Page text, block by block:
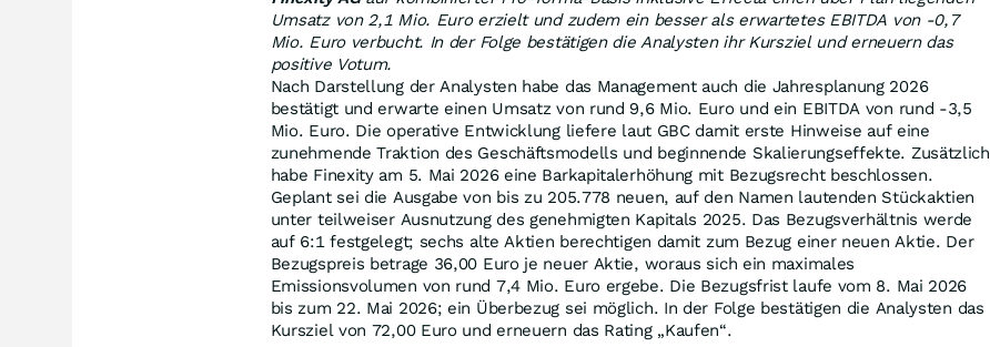
Umsatz von 2,1 Mio. Euro erzielt und zudem ein besser als erwartetes EBITDA von -0,7
Mio. Euro verbucht. In der Folge bestätigen die Analysten ihr Kursziel und erneuern das
positive Votum.
Nach Darstellung der Analysten habe das Management auch die Jahresplanung 2026
bestätigt und erwarte einen Umsatz von rund 9,6 Mio. Euro und ein EBITDA von rund -3,5
Mio. Euro. Die operative Entwicklung liefere laut GBC damit erste Hinweise auf eine
zunehmende Traktion des Geschäftsmodells und beginnende Skalierungseffekte. Zusätzlich
habe Finexity am 5. Mai 2026 eine Barkapitalerhöhung mit Bezugsrecht beschlossen.
Geplant sei die Ausgabe von bis zu 205.778 neuen, auf den Namen lautenden Stückaktien
unter teilweiser Ausnutzung des genehmigten Kapitals 2025. Das Bezugsverhältnis werde
auf 6:1 festgelegt; sechs alte Aktien berechtigen damit zum Bezug einer neuen Aktie. Der
Bezugspreis betrage 36,00 Euro je neuer Aktie, woraus sich ein maximales
Emissionsvolumen von rund 7,4 Mio. Euro ergebe. Die Bezugsfrist laufe vom 8. Mai 2026
bis zum 22. Mai 2026; ein Überbezug sei möglich. In der Folge bestätigen die Analysten das
Kursziel von 72,00 Euro und erneuern das Rating „Kaufen“.